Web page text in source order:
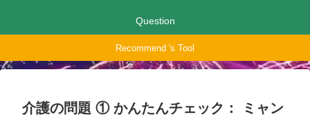
Question
Recommend 's Tool
介護の問題 ① かんたんチェック： ミャン